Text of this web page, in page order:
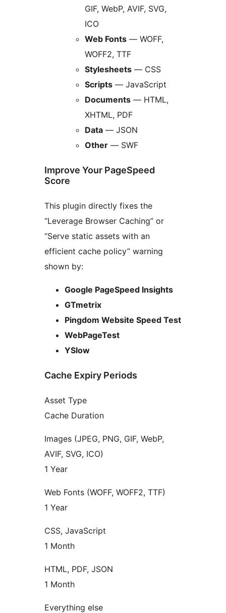
GIF, WebP, AVIF, SVG,
ICO
Web Fonts — WOFF,
WOFF2, TTF
Stylesheets — CSS
Scripts — JavaScript
Documents — HTML,
XHTML, PDF
Data — JSON
Other — SWF
Improve Your PageSpeed
Score
This plugin directly fixes the
“Leverage Browser Caching” or
“Serve static assets with an
efficient cache policy” warning
shown by:
Google PageSpeed Insights
GTmetrix
Pingdom Website Speed Test
WebPageTest
YSlow
Cache Expiry Periods
Asset Type
Cache Duration
Images (JPEG, PNG, GIF, WebP,
AVIF, SVG, ICO)
1 Year
Web Fonts (WOFF, WOFF2, TTF)
1 Year
CSS, JavaScript
1 Month
HTML, PDF, JSON
1 Month
Everything else